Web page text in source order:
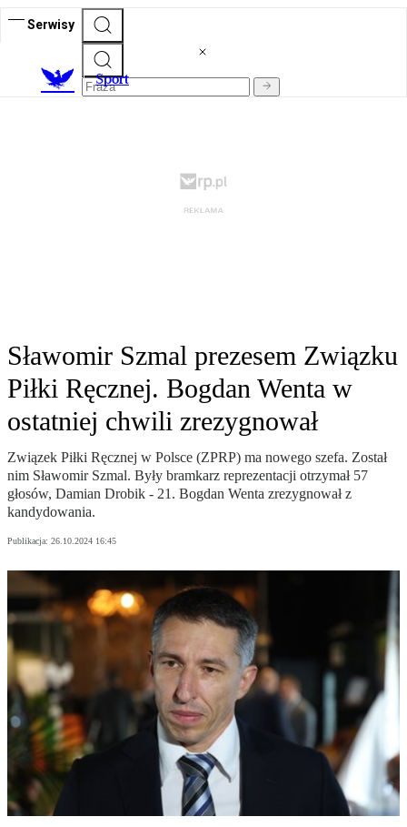
Serwisy
Sport
Sławomir Szmal prezesem Związku
Piłki Ręcznej. Bogdan Wenta w
ostatniej chwili zrezygnował
Związek Piłki Ręcznej w Polsce (ZPRP) ma nowego szefa. Został
nim Sławomir Szmal. Były bramkarz reprezentacji otrzymał 57
głosów, Damian Drobik - 21. Bogdan Wenta zrezygnował z
kandydowania.
Publikacja: 26.10.2024 16:45